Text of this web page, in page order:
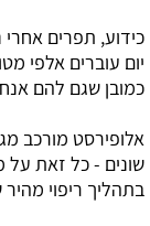
כידוע, תפרים אחרי
יום עוברים אלפי
כמובן שגם להם
אלופירסט מורכב
שונים - כל זאת על
בתהליך ריפוי